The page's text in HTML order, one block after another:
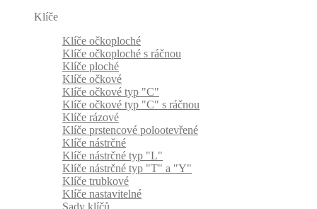
Klíče
Klíče očkoploché
Klíče očkoploché s ráčnou
Klíče ploché
Klíče očkové
Klíče očkové typ "C"
Klíče očkové typ "C" s ráčnou
Klíče rázové
Klíče prstencové polootevřené
Klíče nástrčné
Klíče nástrčné typ "L"
Klíče nástrčné typ "T" a "Y"
Klíče trubkové
Klíče nastavitelné